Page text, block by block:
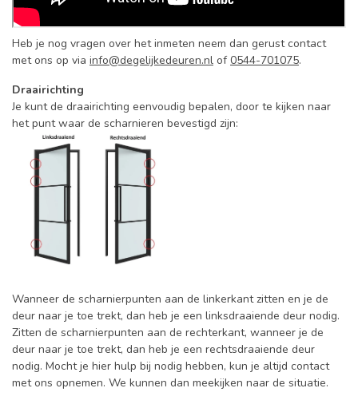
Heb je nog vragen over het inmeten neem dan gerust contact
met ons op via info@degelijkedeuren.nl of0544-701075.
Draairichting
Je kunt de draairichting eenvoudig bepalen, door te kijken naar
het punt waar de scharnieren bevestigd zijn:
Wanneer de scharnierpunten aan de linkerkant zitten en je de
deur naar je toe trekt, dan heb je een linksdraaiende deur nodig.
Zitten de scharnierpunten aan de rechterkant, wanneer je de
deur naar je toe trekt, dan heb je een rechtsdraaiende deur
nodig. Mocht je hier hulp bij nodig hebben, kun je altijd contact
met ons opnemen. We kunnen dan meekijken naar de situatie.